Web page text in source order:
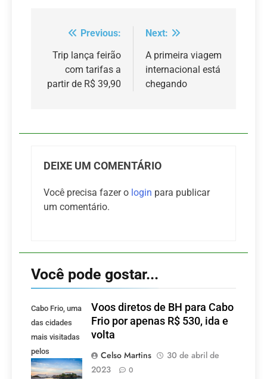
Navegação
de
Post
Previous:
Trip lança feirão
com tarifas a
partir de R$ 39,90
Next:
A primeira viagem
internacional está
chegando
DEIXE UM COMENTÁRIO
Você precisa fazer o login para publicar
um comentário.
Você pode gostar...
Cabo Frio, uma
das cidades
mais visitadas
pelos
mineiros.
Voos diretos de BH para Cabo
Frio por apenas R$ 530, ida e
volta
Celso Martins
30 de abril de
2023
0